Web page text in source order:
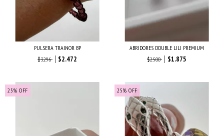
PULSERA TRAINOR BP
$3.296
$2.472
ABRIDORES DOUBLE LILI PREMIUM
$2.500
$1.875
25% OFF 25% OFF